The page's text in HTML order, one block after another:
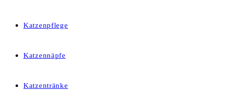
Katzenpflege
Katzennäpfe
Katzentränke